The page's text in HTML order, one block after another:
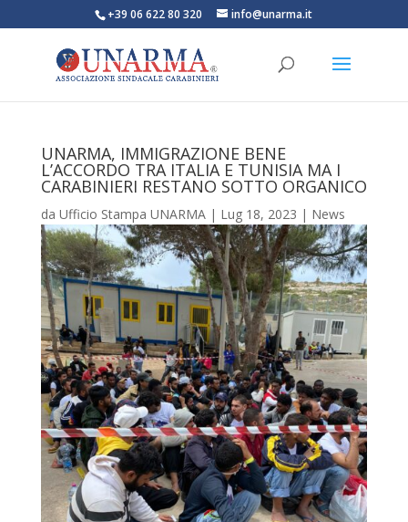
+39 06 622 80 320 info@unarma.it
UNARMA, IMMIGRAZIONE BENE
L’ACCORDO TRA ITALIA E TUNISIA MA I
CARABINIERI RESTANO SOTTO ORGANICO
da Ufficio Stampa UNARMA| Lug 18, 2023 | News